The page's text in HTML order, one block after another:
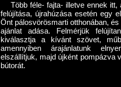
Több féle- fajta- illetve ennek
felújítása, újrahúzása esetén egy
Önt pálosvörösmarti otthonában,
ajánlat adása. Felmérjük
kiválasztja a kívánt szövet,
amennyiben árajánlatunk
elszállítjuk, majd újként pompázva
bútorát.